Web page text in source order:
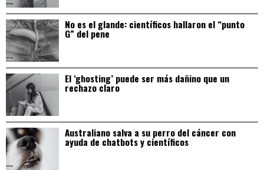
No es el glande: científicos hallaron el “punto
G” del pene
El ‘ghosting’ puede ser más dañino que un
rechazo claro
Australiano salva a su perro del cáncer con
ayuda de chatbots y científicos